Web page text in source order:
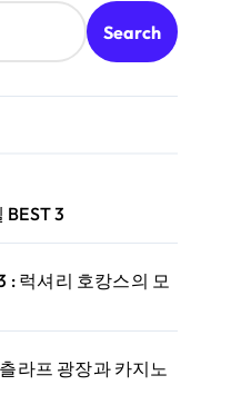
Search
3
: 럭셔리 호캉스의 모
라프 광장과 카지노